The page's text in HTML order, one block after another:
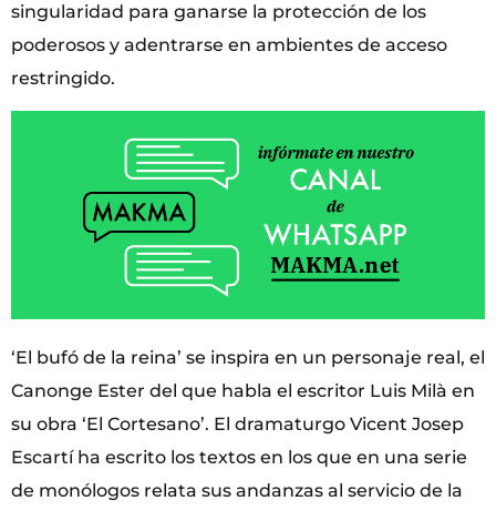
singularidad para ganarse la protección de los
poderosos y adentrarse en ambientes de acceso
restringido.
‘El bufó de la reina’ se inspira en un personaje real, el
Canonge Ester del que habla el escritor Luis Milà en
su obra ‘El Cortesano’. El dramaturgo Vicent Josep
Escartí ha escrito los textos en los que en una serie
de monólogos relata sus andanzas al servicio de la